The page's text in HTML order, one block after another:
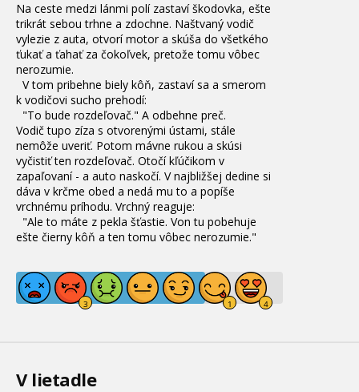
Na ceste medzi lánmi polízastavíškodovka, ešte
trikrát sebou trhne a zdochne. Naštvaný vodič
vylezie z auta, otvorímotor a skúša do všetkého
ťukaťa ťahať za čokoľvek, pretože tomu vôbec
nerozumie.
Vtom pribehne biely kôň, zastavísa a smerom
k vodičovi sucho prehodí:
"To bude rozdeľovač." A odbehne preč.
Vodičtupo zíza s otvorenými ústami, stále
nemôže uveriť. Potom mávne rukou a skúsi
vyčistiťten rozdeľovač. Otočíkľúčikom v
zapaľovaní - a auto naskočí. Vnajbližšej dedine si
dáva v krčme obed a nedá muto a popíše
vrchnému príhodu. Vrchný reaguje:
"Ale to máte z pekla šťastie. Vontu pobehuje
ešte čierny kôň atentomu vôbec nerozumie."
V lietadle